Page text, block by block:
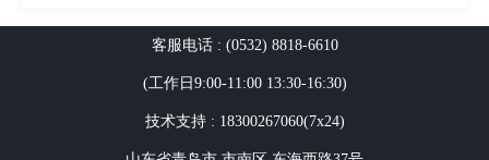
客服电话 : (0532) 8818-6610
(工作日9:00-11:00 13:30-16:30)
技术支持 : 18300267060(7x24)